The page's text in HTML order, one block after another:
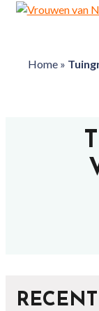
Home»
RECENT